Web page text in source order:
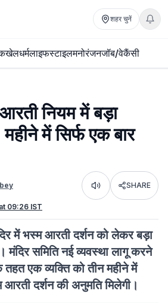
शहर चुनें
खेलधर्मलाइफस्टाइलमनोरंजनजॉब/वेकैंसी
नियम में बड़ा
में सिर्फ एक बार
Listen SHARE
09:26 IST
में भस्म आरती दर्शन को लेकर बड़ा
मंदिर समिति नई व्यवस्था लागू करने
एक व्यक्ति को तीन महीने में
दर्शन की अनुमति मिलेगी।